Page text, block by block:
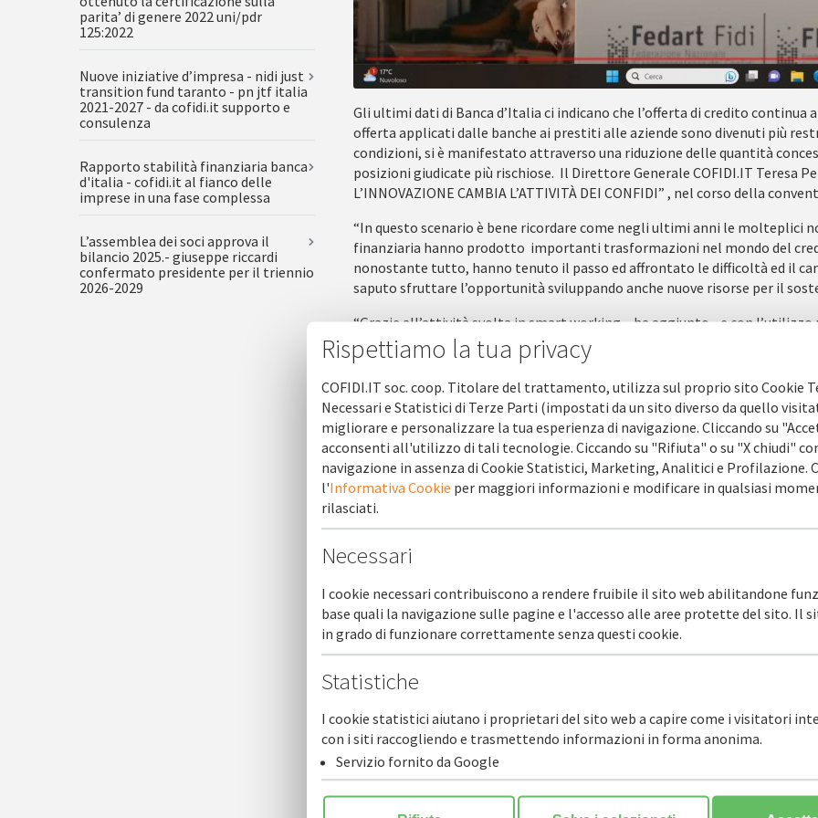
Gli ultimi dati di Banca d’Italia ci indicano che l’offerta di credito continua
offerta applicati dalle banche ai prestiti alle aziende sono divenuti più
condizioni, si è manifestato attraverso una riduzione delle quantità
posizioni giudicate più rischiose. Il Direttore Generale COFIDI.IT Teresa
L’INNOVAZIONE CAMBIA L’ATTIVITÀ DEI CONFIDI” , nel corso della
“In questo scenario è bene ricordare come negli ultimi anni le molteplici
finanziaria hanno prodotto importanti trasformazioni nel mondo del
nonostante tutto, hanno tenuto il passo ed affrontato le difficoltà ed il
saputo sfruttare l’opportunità sviluppando anche nuove risorse per il
“Grazie all’attività svolta in smart working – ha aggiunto - e con
prodotta, infatti, una velocizzazione nell’uso del digitale, anche nel
attività innovative. Tra queste è bene ricordare il credito diretto che i
difficoltà durante la pandemia e la crisi economica. Si tratta di uno
veloci delle Pmi e che traccia, al tempo stesso, un nuovo percorso
garanzia”.
I confidi sono parte del cambiamento ed hanno dimostrato in questi
“Per questo penso che – ha concluso introducendo il dibattito - il
guardiamo con fiducia al modello del futuro, anzi del nostro presente:
In altre parole ESG”.
Sono intervenuti:
Dati CDP: innovazione e competitività delle imprese
Livio Schmid, Responsabile Istituzioni Finanziarie
Digital Banking e Confidi: Sfida e Innovazione del credito alle Pmi
Stefano Bragoli, Senior Unit Head, Multi-Country Transactions FEI
https://www.fedartfidi.it/
parita’ di genere 2022 uni/pdr
125:2022
Nuove iniziative d’impresa - nidi just
transition fund taranto - pn jtf italia
2021-2027 - da cofidi.it supporto e
consulenza
Rapporto stabilità finanziaria banca
d'italia - cofidi.it al fianco delle
imprese in una fase complessa
L’assemblea dei soci approva il
bilancio 2025.- giuseppe riccardi
confermato presidente per il triennio
2026-2029
Rispettiamo la tua privacy
COFIDI.IT soc. coop. Titolare del trattamento, utilizza sul proprio sito Cookie
Necessari e Statistici di Terze Parti (impostati da un sito diverso da quello
migliorare e personalizzare la tua esperienza di navigazione. Cliccando su
acconsenti all'utilizzo di tali tecnologie. Ciccando su "Rifiuta" o su "X chiudi"
navigazione in assenza di Cookie Statistici, Marketing, Analitici e Profilazione.
l'Informativa Cookie per maggiori informazioni e modificare in qualsiasi
rilasciati.
Necessari
I cookie necessari contribuiscono a rendere fruibile il sito web abilitandone
base quali la navigazione sulle pagine e l'accesso alle aree protette del sito. Il
in grado di funzionare correttamente senza questi cookie.
Statistiche
I cookie statistici aiutano i proprietari del sito web a capire come i visitatori
con i siti raccogliendo e trasmettendo informazioni in forma anonima.
Servizio fornito da Google